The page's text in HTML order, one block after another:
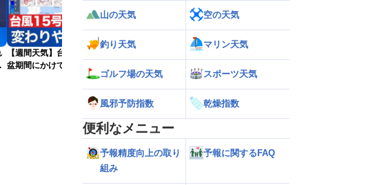
【週間天気】台風15号の動向に注目 お
盆期間にかけて全国的に変わりやすい天
【ゲリラ雷雨警戒】あす9日(日)も東北や
雨雲急発達の危険も
山の天気 空の天気
釣り天気 マリン天気
ゴルフ場の天気 スポーツ天気
風邪予防指数 乾燥指数
便利なメニュー
予報精度向上の取り
組み
予報に関するFAQ